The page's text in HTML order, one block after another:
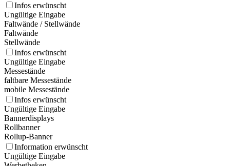
Infos erwünscht
Ungültige Eingabe
Faltwände / Stellwände
Faltwände
Stellwände
Infos erwünscht
Ungültige Eingabe
Messestände
faltbare Messestände
mobile Messestände
Infos erwünscht
Ungültige Eingabe
Bannerdisplays
Rollbanner
Rollup-Banner
Information erwünscht
Ungültige Eingabe